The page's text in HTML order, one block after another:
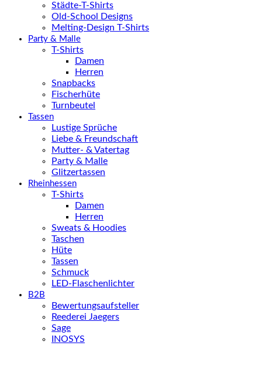
Städte-T-Shirts
Old-School Designs
Melting-Design T-Shirts
Party & Malle
T-Shirts
Damen
Herren
Snapbacks
Fischerhüte
Turnbeutel
Tassen
Lustige Sprüche
Liebe & Freundschaft
Mutter- & Vatertag
Party & Malle
Glitzertassen
Rheinhessen
T-Shirts
Damen
Herren
Sweats & Hoodies
Taschen
Hüte
Tassen
Schmuck
LED-Flaschenlichter
B2B
Bewertungsaufsteller
Reederei Jaegers
Sage
INOSYS